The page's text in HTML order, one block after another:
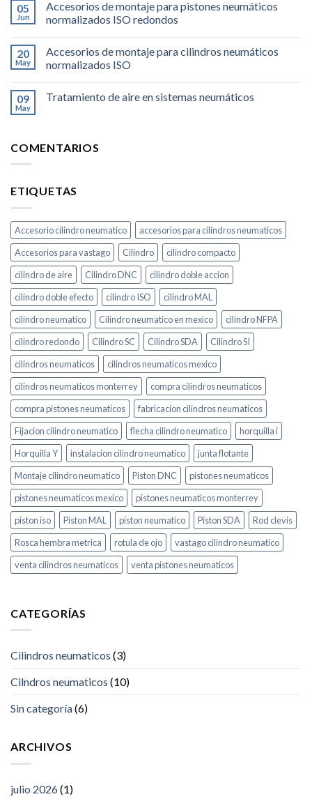
05
Jun
Accesorios de montaje para pistones neumáticos
normalizados ISO redondos
20
May
Accesorios de montaje para cilindros neumáticos
normalizados ISO
09
May
Tratamiento de aire en sistemas neumáticos
COMENTARIOS
ETIQUETAS
Accesorio cilindro neumatico
accesorios para cilindros neumaticos
Accesorios para vastago
Cilindro
cilindro compacto
cilindro de aire
Cilindro DNC
cilindro doble accion
cilindro doble efecto
cilindro ISO
cilindro MAL
cilindro neumatico
Cilindro neumatico en mexico
cilindro NFPA
cilindro redondo
Cilindro SC Cilindro SDA
Cilindro SI
cilindros neumaticos
cilindros neumaticos mexico
cilindros neumaticos monterrey
compra cilindros neumaticos
compra pistones neumaticos
fabricacion cilindros neumaticos
Fijacion cilindro neumatico
flecha cilindro neumatico
horquilla i
Horquilla Y
instalacion cilindro neumatico
junta flotante
Montaje cilindro neumatico
Piston DNC
pistones neumaticos
pistones neumaticos mexico
pistones neumaticos monterrey
piston iso
Piston MAL piston neumatico Piston SDA
Rod clevis
Rosca hembra metrica
rotula de ojo
vastago cilindro neumatico
venta cilindros neumaticos
venta pistones neumaticos
CATEGORÍAS
Cilindros neumaticos (3)
Cilndros neumaticos (10)
Sin categoría(6)
ARCHIVOS
julio 2026(1)